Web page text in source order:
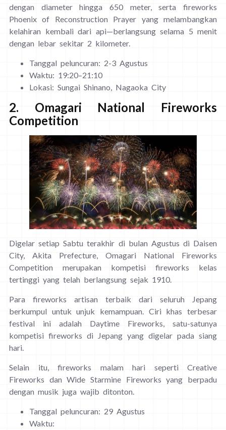
dengan diameter hingga 650 meter, serta fireworks
Phoenix of Reconstruction Prayer yang melambangkan
kelahiran kembali dari api—berlangsung selama 5 menit
dengan lebar sekitar 2 kilometer.
Tanggal peluncuran: 2-3 Agustus
Waktu: 19:20–21:10
Lokasi: Sungai Shinano, Nagaoka City
2. Omagari National Fireworks
Competition
Digelar setiap Sabtu terakhir di bulan Agustus di Daisen
City, Akita Prefecture, Omagari National Fireworks
Competition merupakan kompetisi fireworks kelas
tertinggi yang telah berlangsung sejak 1910.
Para fireworks artisan terbaik dari seluruh Jepang
berkumpul untuk unjuk kemampuan. Ciri khas terbesar
festival ini adalah Daytime Fireworks, satu-satunya
kompetisi fireworks di Jepang yang digelar pada siang
hari.
Selain itu, fireworks malam hari seperti Creative
Fireworks dan Wide Starmine Fireworks yang berpadu
dengan musik juga wajib ditonton.
Tanggal peluncuran: 29 Agustus
Waktu: